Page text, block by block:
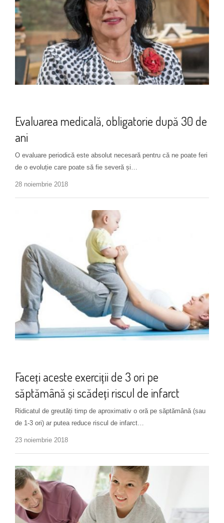
Evaluarea medicală, obligatorie după 30 de
ani
O evaluare periodică este absolut necesară pentru că ne poate feri
de o evoluție care poate să fie severă și…
28 noiembrie 2018
Faceți aceste exerciții de 3 ori pe
săptămână și scădeți riscul de infarct
Ridicatul de greutăți timp de aproximativ o oră pe săptămână (sau
de 1-3 ori) ar putea reduce riscul de infarct…
23 noiembrie 2018